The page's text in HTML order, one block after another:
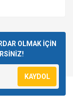
OLMAK İÇİN
KAYDOL